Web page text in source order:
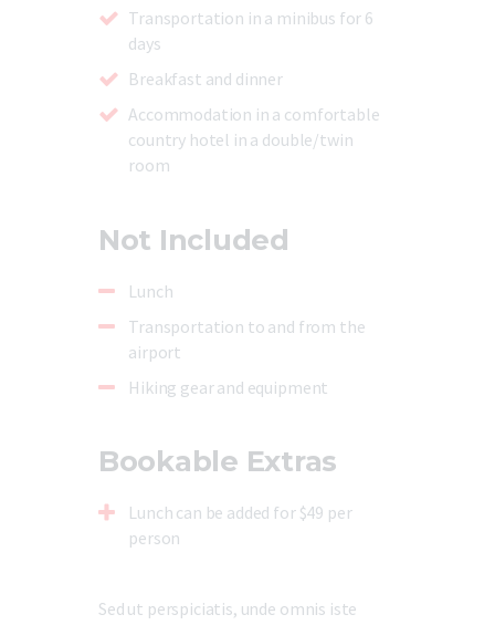
Transportation in a minibus for 6
days
Breakfast and dinner
Accommodation in a comfortable
country hotel in a double/twin
room
Not Included
Lunch
Transportation to and from the
airport
Hiking gear and equipment
Bookable Extras
Lunch can be added for $49 per
person
Sed ut perspiciatis, unde omnis iste